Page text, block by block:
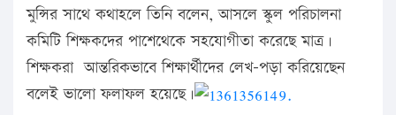
মুন্সির সাথে কথাহলে তিনি বলেন, আসলে স্কুল পরিচালনা
কমিটি শিক্ষকদের পাশেথেকে সহযোগীতা করেছে মাত্র।
শিক্ষকরা আন্তরিকভাবে শিক্ষার্থীদের লেখ-পড়া করিয়েছেন
বলেই ভালো ফলাফল হয়েছে।